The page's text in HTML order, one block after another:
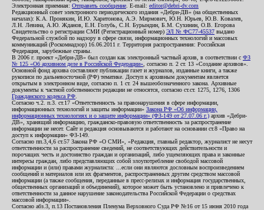
Электронная приемная: Отправить сообщение . E-mail: editor@debri-dv.com
Редакционный совет электронного периодического издания «Дебри-ДВ» (на общественных
началах): К.А. Пронякин, И.Ю. Харитонова, А.Э. Мирмович, Ю.Н. Юрьев, Ю.В. Ковалев,
Л.Н. Левина, А.Ю. Жданов, Е.Н. Голубь, С.Н. Бурындин, Б.М. Сухинин, О.В. Егорова
Свидетельство о регистрации СМИ (Регистрационный номер) ЭЛ № ФС77-45537 выдано
Федеральной службой по надзору в сфере связи, информационных технологий и массовых
коммуникаций (Роскомнадзор) 16.06.2011 г. Территория распространения: Российская
Федерация, зарубежные страны.
В 2006 г. проект «Дебри-ДВ» был создан как электронный частный архив, в соответствии с ФЗ
№ 125 «Об архивном деле в Российской Федерации» , согласно п. 2 ст. 13 «Создание архивов».
Основной фонд архива составляют публикации газет и журналов, изданные книги, а также
рукописи по дальневосточной (РФ) тематике. Доступ к архивным документам является
открытым в электронном виде, согласно п. 1 ст. 24 вышеобозначенного закона. Архивные
документы к частной собственности редакции не относятся, согласно ст.ст. 1275, 1276, 1306
Гражданского кодекса РФ
Согласно ч.2. п.3. ст.17 «Ответственность за правонарушения в сфере информации,
информационных технологий и защиты информации» Закона РФ «Об информации,
информационных технологиях и о защите информации» (ФЗ-149 от 27.07.06 г.) архив «Дебри-
ДВ», хранящий информацию, гражданско-правовую ответственность за распространение
информации не несет. Сайт и редакция основываются и работают на основании ст.8 «Право на
доступ к информации» ФЗ-149.
Согласно пп.3,4,6 ст.57 Закона РФ «О СМИ», «Редакция, главный редактор, журналист не несут
ответственности за распространение сведений, не соответствующих действительности и
порочащих честь и достоинство граждан и организаций, либо ущемляющих права и законные
интересы граждан, либо представляющих собой злоупотребление свободой массовой
информации и (или) правами журналиста: ...если они являются дословным воспроизведением
сообщений и материалов или их фрагментов, распространенных другим средством массовой
информации (а также сообщения, переданные в пресс-релизах и информация государственных,
общественных организаций и объединений), которое может быть установлено и привлечено к
ответственности за данное нарушение законодательства Российской Федерации о средствах
массовой информации».
Согласно абз.3, п.13 Постановления Пленума Верховного Суда РФ №16 от 15 июня 2010 года